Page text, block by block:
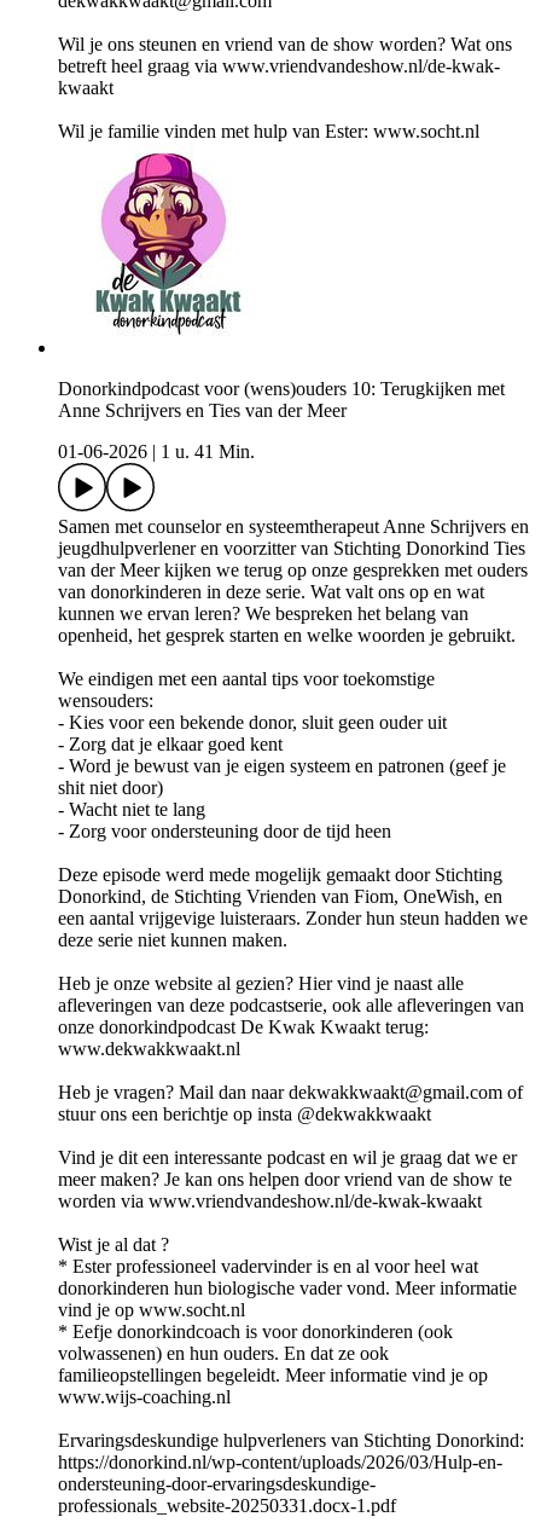
Wil je ons steunen en vriend van de show worden? Wat ons
betreft heel graag via www.vriendvandeshow.nl/de-kwak-
kwaakt
Wil je familie vinden met hulp van Ester: www.socht.nl
Donorkindpodcast voor (wens)ouders 10: Terugkijken met
Anne Schrijvers en Ties van der Meer
01-06-2026
1 u. 41 Min.
Samen met counselor en systeemtherapeut Anne Schrijvers en
jeugdhulpverlener en voorzitter van Stichting Donorkind Ties
van der Meer kijken we terug op onze gesprekken met ouders
van donorkinderen in deze serie. Wat valt ons op en wat
kunnen we ervan leren? We bespreken het belang van
openheid, het gesprek starten en welke woorden je gebruikt.
We eindigen met een aantal tips voor toekomstige
wensouders:
- Kies voor een bekende donor, sluit geen ouder uit
- Zorg dat je elkaar goed kent
- Word je bewust van je eigen systeem en patronen (geef je
shit niet door)
- Wacht niet te lang
- Zorg voor ondersteuning door de tijd heen
Deze episode werd mede mogelijk gemaakt door Stichting
Donorkind, de Stichting Vrienden van Fiom, OneWish, en
een aantal vrijgevige luisteraars. Zonder hun steun hadden we
deze serie niet kunnen maken.
Heb je onze website al gezien? Hier vind je naast alle
afleveringen van deze podcastserie, ook alle afleveringen van
onze donorkindpodcast De Kwak Kwaakt terug:
www.dekwakkwaakt.nl
Heb je vragen? Mail dan naar dekwakkwaakt@gmail.com of
stuur ons een berichtje op insta @dekwakkwaakt
Vind je dit een interessante podcast en wil je graag dat we er
meer maken? Je kan ons helpen door vriend van de show te
worden via www.vriendvandeshow.nl/de-kwak-kwaakt
Wist je al dat ?
* Ester professioneel vadervinder is en al voor heel wat
donorkinderen hun biologische vader vond. Meer informatie
vind je op www.socht.nl
* Eefje donorkindcoach is voor donorkinderen (ook
volwassenen) en hun ouders. En dat ze ook
familieopstellingen begeleidt. Meer informatie vind je op
www.wijs-coaching.nl
Ervaringsdeskundige hulpverleners van Stichting Donorkind:
⁠https://donorkind.nl/wp-content/uploads/2026/03/Hulp-en-
ondersteuning-door-ervaringsdeskundige-
professionals_website-20250331.docx-1.pdf